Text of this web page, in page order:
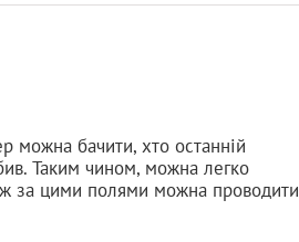
можна бачити, хто останній
Таким чином, можна легко
за цими полями можна проводити